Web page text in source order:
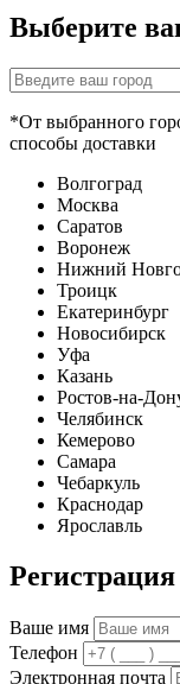
Выберите
*От выбранного
способы доставки
Волгоград
Москва
Саратов
Воронеж
Нижний
Троицк
Екатеринбург
Новосибирск
Уфа
Казань
Ростов-на-
Челябинск
Кемерово
Самара
Чебаркуль
Краснодар
Ярославль
Регистрация
Ваше имя
Телефон
Электронная почта